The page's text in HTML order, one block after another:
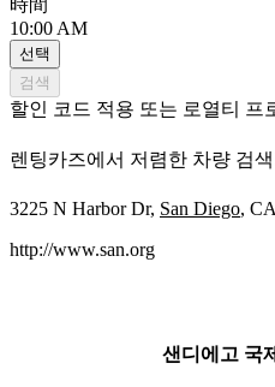
10:00 AM
선택
검색
할인 코드 적용 또는 로열티 프
렌팅카즈에서 저렴한 차량 검
3225 N Harbor Dr, San Diego,
http://www.san.org
샌디에고 국